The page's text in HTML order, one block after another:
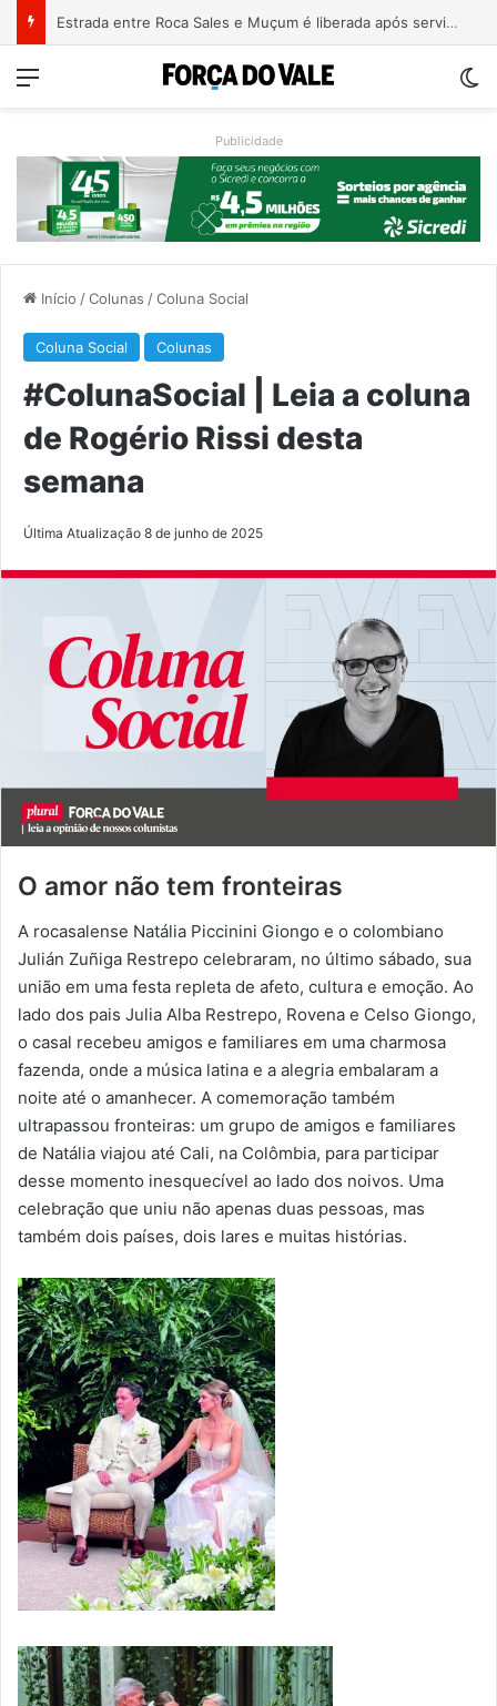
Patrimônio de Paulo Pimenta salta de R$ 192 mil para R$ 1,87 milhão em 4 anos
Menu
Publicidade
Início /Colunas /Coluna Social
Coluna Social Colunas
#ColunaSocial | Leia a coluna
de Rogério Rissi desta
semana
Última Atualização 8 de junho de 2025
O amor não tem fronteiras
A rocasalense Natália Piccinini Giongo e o colombiano
Julián Zuñiga Restrepo celebraram, no último sábado, sua
união em uma festa repleta de afeto, cultura e emoção. Ao
lado dos pais Julia Alba Restrepo, Rovena e Celso Giongo,
o casal recebeu amigos e familiares em uma charmosa
fazenda, onde a música latina e a alegria embalaram a
noite até o amanhecer. A comemoração também
ultrapassou fronteiras: um grupo de amigos e familiares
de Natália viajou até Cali, na Colômbia, para participar
desse momento inesquecível ao lado dos noivos. Uma
celebração que uniu não apenas duas pessoas, mas
também dois países, dois lares e muitas histórias.